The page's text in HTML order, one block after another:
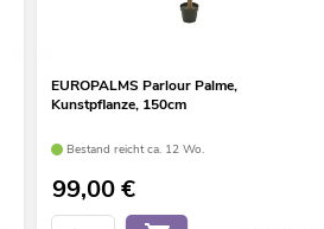
EUROPALMS Parlour Palme,
Kunstpflanze, 150cm
Bestand reicht ca. 12 Wo.
99,00€